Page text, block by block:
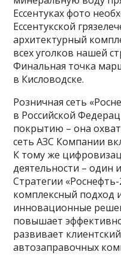
Ессентуках фото
Ессентукской
архитектурный
всех уголков нашей
Финальная точка
в Кисловодске.
Розничная сеть
в Российской
покрытию – она
сеть АЗС Компании
К тому же
деятельности – один
Стратегии
комплексный подход
инновационные
повышает
развивает
автозаправочных